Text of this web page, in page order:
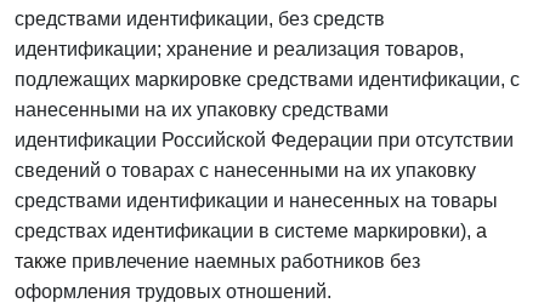
средствами идентификации, без средств
идентификации; хранение и реализация товаров,
подлежащих маркировке средствами идентификации, с
нанесенными на их упаковку средствами
идентификации Российской Федерации при отсутствии
сведений о товарах с нанесенными на их упаковку
средствами идентификации и нанесенных на товары
средствах идентификации в системе маркировки), а
также привлечение наемных работников без
оформления трудовых отношений.